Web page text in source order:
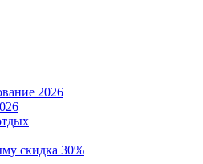
2026
скидка 30%